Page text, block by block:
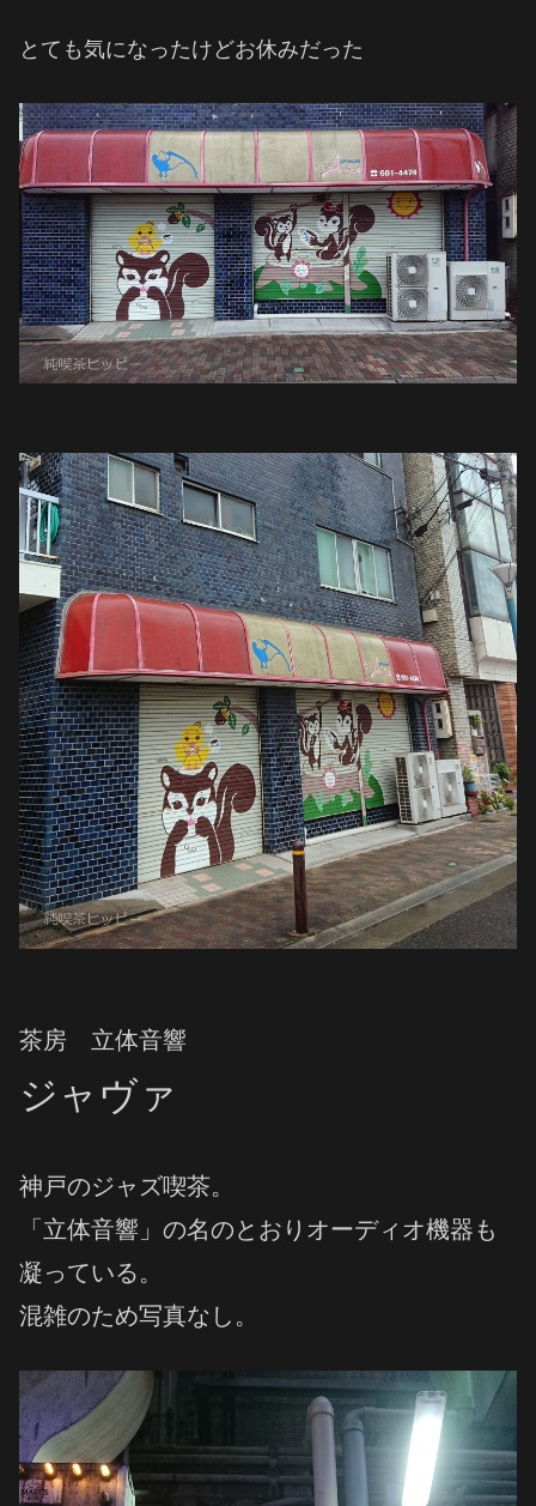
とても気になったけどお休みだった
茶房 立体音響
ジャヴァ
神戸のジャズ喫茶。
「立体音響」の名のとおりオーディオ機器も
凝っている。
混雑のため写真なし。